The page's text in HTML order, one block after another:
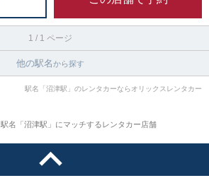
1 / 1 ページ
他の駅名から探す
駅名「沼津駅」のレンタカーならオリックスレンタカー
駅名「沼津駅」にマッチするレンタカー店舗